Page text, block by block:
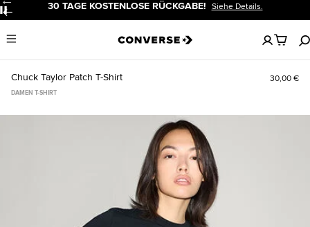
Pause 30 TAGE KOSTENLOSE RÜCKGABE! Siehe Details.
Menu
Keine
artikel
in
Chuck Taylor Patch T-Shirt 30,00 €
DAMEN T-SHIRT